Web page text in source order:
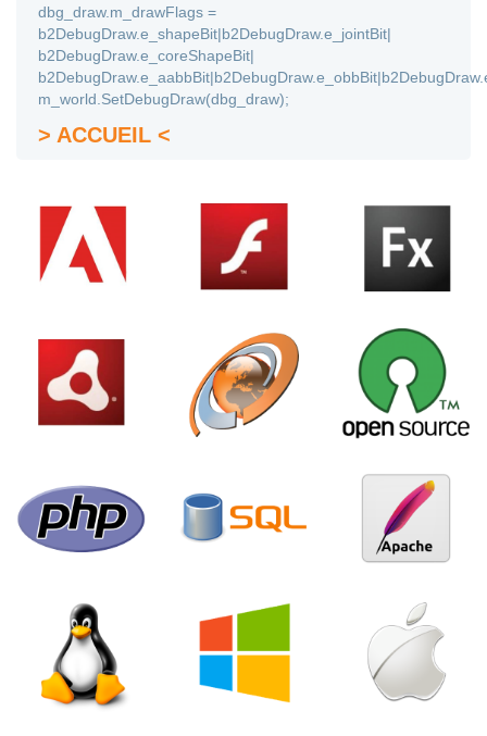
dbg_draw.m_drawFlags =
b2DebugDraw.e_shapeBit|b2DebugDraw.e_jointBit|
b2DebugDraw.e_coreShapeBit|
m_world.SetDebugDraw(dbg_draw);
> ACCUEIL <